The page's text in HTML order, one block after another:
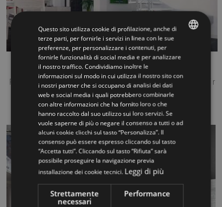
Rexal Mono RX2
Rexal ist die Neuheit der Kollektion Mobirolo, eine Treppe f r
R ume ...
Questo sito utilizza cookie di profilazione, anche di
terze parti, per fornirle i servizi in linea con le sue
preferenze, per personalizzare i contenuti, per
fornirle funzionalità di social media e per analizzare
il nostro traffico. Condividiamo inoltre le
informazioni sul modo in cui utilizza il nostro sito con
i nostri partner che si occupano di analisi dei dati
web e social media i quali potrebbero combinarle
con altre informazioni che ha fornito loro o che
hanno raccolto dal suo utilizzo sui loro servizi. Se
vuole saperne di più o negare il consenso a tutti o ad
alcuni cookie clicchi sul tasto “Personalizza”. Il
consenso può essere espresso cliccando sul tasto
“Accetta tutti”. Cliccando sul tasto “Rifiuta” sarà
possibile proseguire la navigazione previa
installazione dei cookie tecnici. Leggi di più
Strettamente
necessari
Performance